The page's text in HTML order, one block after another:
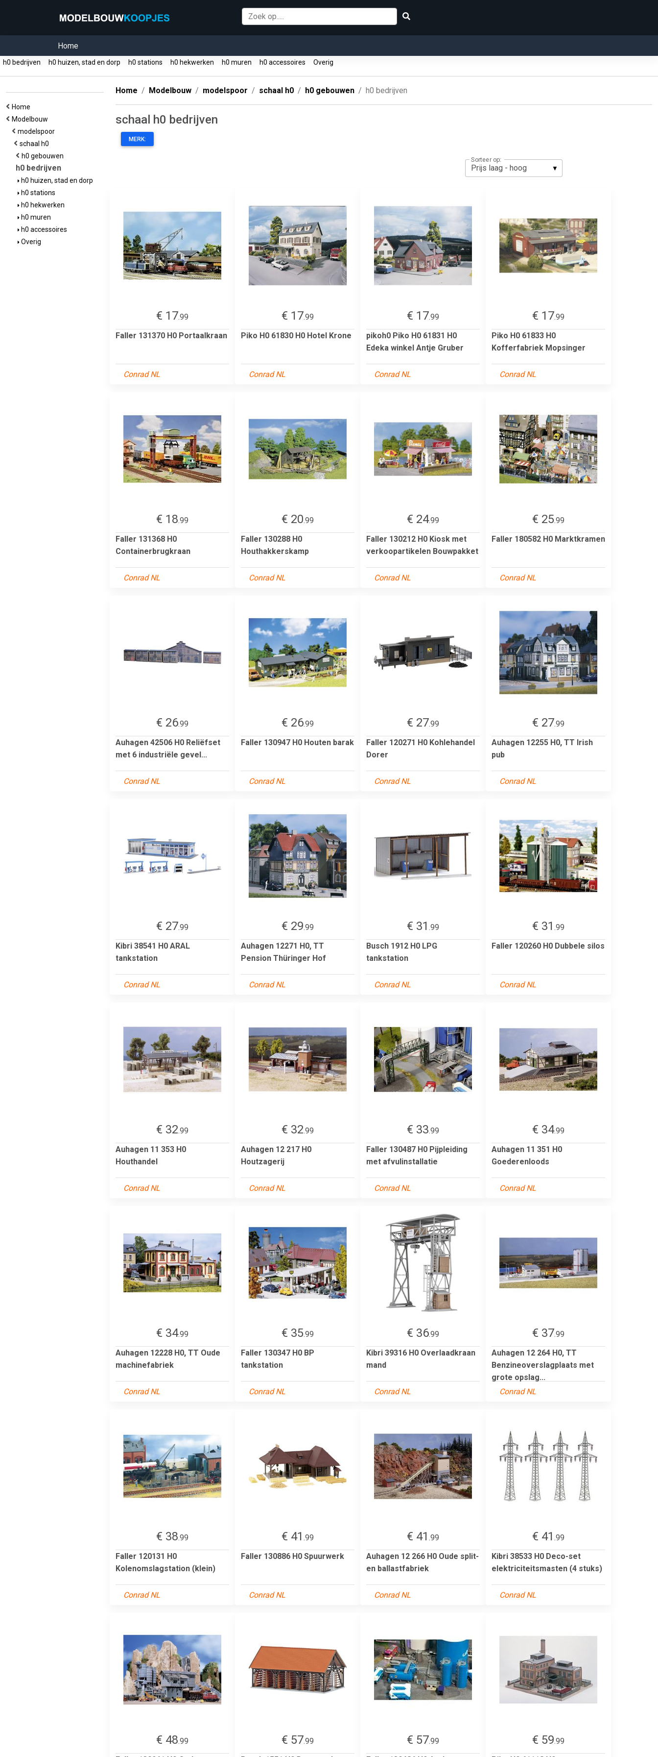
Home
h0 bedrijven h0 huizen, stad en dorp h0 stations h0 hekwerken h0 muren h0 accessoires Overig
Home
Modelbouw
modelspoor
schaal h0
h0 gebouwen
h0 bedrijven
h0 huizen, stad en dorp
h0 stations
h0 hekwerken
h0 muren
h0 accessoires
Overig
Home Modelbouw modelspoor schaal h0 h0 gebouwen h0 bedrijven
schaal h0 bedrijven
MERK:
Sorteer op:
€ 17.99
Faller 131370 H0 Portaalkraan
Conrad NL
€ 17.99
Piko H0 61830 H0 Hotel Krone
Conrad NL
€ 17.99
pikoh0 Piko H0 61831 H0
Edeka winkel Antje Gruber
Conrad NL
€ 17.99
Piko H0 61833 H0
Kofferfabriek Mopsinger
Conrad NL
€ 18.99
Faller 131368 H0
Containerbrugkraan
Conrad NL
€ 20.99
Faller 130288 H0
Houthakkerskamp
Conrad NL
€ 24.99
Faller 130212 H0 Kiosk met
verkoopartikelen Bouwpakket
Conrad NL
€ 25.99
Faller 180582 H0 Marktkramen
Conrad NL
€ 26.99
Auhagen 42506 H0 Reliëfset
met 6 industriële gevel...
Conrad NL
€ 26.99
Faller 130947 H0 Houten barak
Conrad NL
€ 27.99
Faller 120271 H0 Kohlehandel
Dorer
Conrad NL
€ 27.99
Auhagen 12255 H0, TT Irish
pub
Conrad NL
€ 27.99
Kibri 38541 H0 ARAL
tankstation
Conrad NL
€ 29.99
Auhagen 12271 H0, TT
Pension Thüringer Hof
Conrad NL
€ 31 .99
Busch 1912 H0 LPG
tankstation
Conrad NL
€ 31 .99
Faller 120260 H0 Dubbele silos
Conrad NL
€ 32.99
Auhagen 11 353 H0
Houthandel
Conrad NL
€ 32.99
Auhagen 12 217 H0
Houtzagerij
Conrad NL
€ 33.99
Faller 130487 H0 Pijpleiding
met afvulinstallatie
Conrad NL
€ 34.99
Auhagen 11 351 H0
Goederenloods
Conrad NL
€ 34.99
Auhagen 12228 H0, TT Oude
machinefabriek
Conrad NL
€ 35.99
Faller 130347 H0 BP
tankstation
Conrad NL
€ 36.99
Kibri 39316 H0 Overlaadkraan
mand
Conrad NL
€ 37.99
Auhagen 12 264 H0, TT
Benzineoverslagplaats met
grote opslag...
Conrad NL
€ 38.99
Faller 120131 H0
Kolenomslagstation (klein)
Conrad NL
€ 41 .99
Faller 130886 H0 Spuurwerk
Conrad NL
€ 41 .99
Auhagen 12 266 H0 Oude split-
en ballastfabriek
Conrad NL
€ 41 .99
Kibri 38533 H0 Deco-set
elektriciteitsmasten (4 stuks)
Conrad NL
€ 48.99
€ 57.99
€ 57.99
€ 59.99